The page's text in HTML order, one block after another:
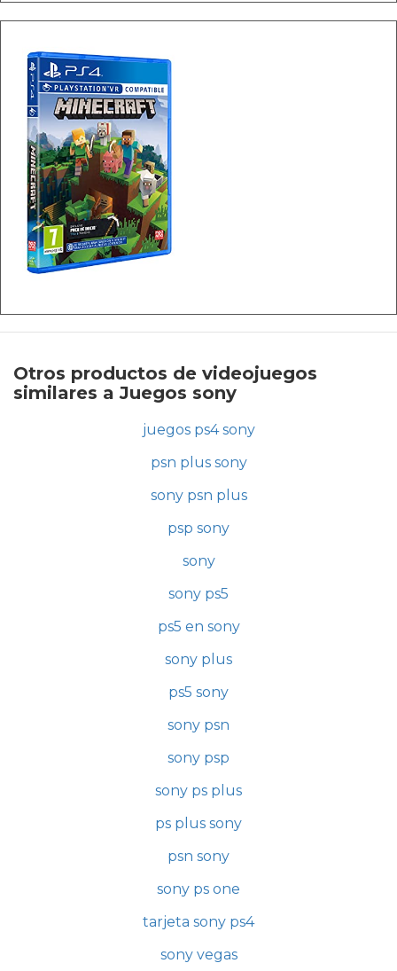
Otros productos de videojuegos
similares a Juegos sony
juegos ps4 sony
psn plus sony
sony psn plus
psp sony
sony
sony ps5
ps5 en sony
sony plus
ps5 sony
sony psn
sony psp
sony ps plus
ps plus sony
psn sony
sony ps one
tarjeta sony ps4
sony vegas